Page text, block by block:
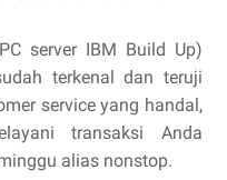
server IBM Build Up)
terkenal dan teruji
service yang handal,
transaksi Anda
alias nonstop.